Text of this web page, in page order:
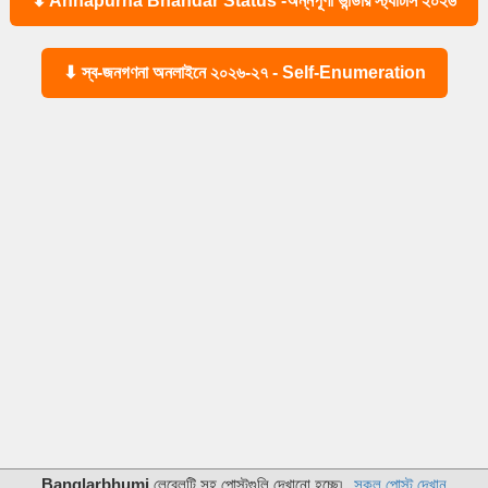
⬇ স্ব-জনগণনা অনলাইনে ২০২৬-২৭ - Self-Enumeration